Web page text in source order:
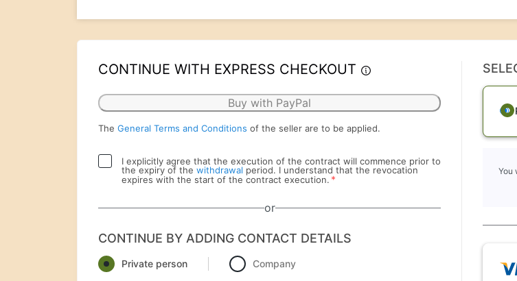
CONTINUE WITH EXPRESS CHECKOUT
Buy with PayPal
The General Terms and Conditions of the seller are to be applied.
I explicitly agree that the execution of the contract will commence prior to
the expiry of the withdrawal period. I understand that the revocation
expires with the start of the contract execution. *
or
CONTINUE BY ADDING CONTACT DETAILS
Private person Company
You